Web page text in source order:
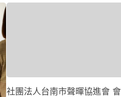
社團法人台南市聲暉協進會